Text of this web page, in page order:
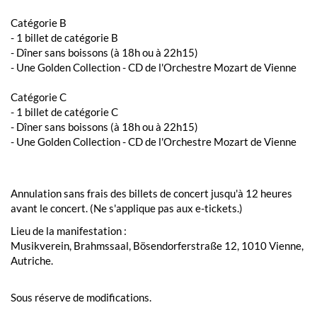
Catégorie B
- 1 billet de catégorie B
- Dîner sans boissons (à 18h ou à 22h15)
- Une Golden Collection - CD de l'Orchestre Mozart de Vienne
Catégorie C
- 1 billet de catégorie C
- Dîner sans boissons (à 18h ou à 22h15)
- Une Golden Collection - CD de l'Orchestre Mozart de Vienne
Annulation sans frais des billets de concert jusqu'à 12 heures
avant le concert. (Ne s'applique pas aux e-tickets.)
Lieu de la manifestation :
Musikverein, Brahmssaal, Bösendorferstraße 12, 1010 Vienne,
Autriche.
Sous réserve de modifications.